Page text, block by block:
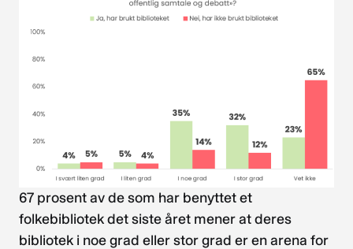
67 prosent av de som har benyttet et
folkebibliotek det siste året mener at deres
bibliotek i noe grad eller stor grad er en arena for